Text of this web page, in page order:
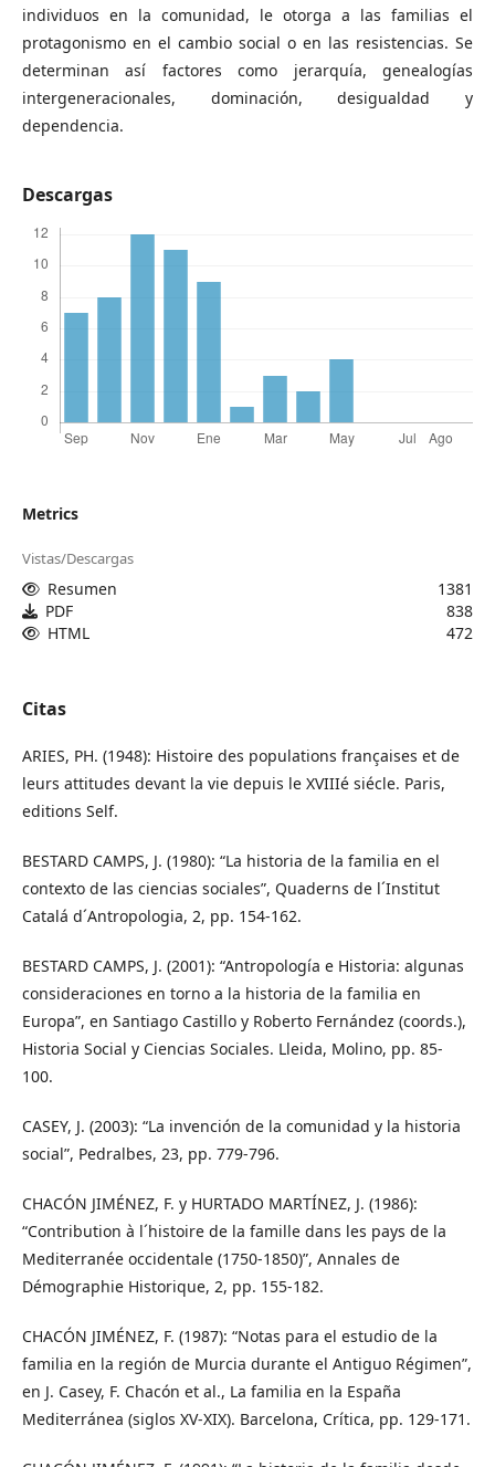
individuos en la comunidad, le otorga a las familias el
protagonismo en el cambio social o en las resistencias. Se
determinan así factores como jerarquía, genealogías
intergeneracionales, dominación, desigualdad y
dependencia.
Descargas
Metrics
Vistas/Descargas
Resumen
1381
PDF
838
HTML
472
Citas
ARIES, PH. (1948): Histoire des populations françaises et de
leurs attitudes devant la vie depuis le XVIIIé siécle. Paris,
editions Self.
BESTARD CAMPS, J. (1980): “La historia de la familia en el
contexto de las ciencias sociales”, Quaderns de l´Institut
Catalá d´Antropologia, 2, pp. 154-162.
BESTARD CAMPS, J. (2001): “Antropología e Historia: algunas
consideraciones en torno a la historia de la familia en
Europa”, en Santiago Castillo y Roberto Fernández (coords.),
Historia Social y Ciencias Sociales. Lleida, Molino, pp. 85-
100.
CASEY, J. (2003): “La invención de la comunidad y la historia
social”, Pedralbes, 23, pp. 779-796.
CHACÓN JIMÉNEZ, F. y HURTADO MARTÍNEZ, J. (1986):
“Contribution à l´histoire de la famille dans les pays de la
Mediterranée occidentale (1750-1850)”, Annales de
Démographie Historique, 2, pp. 155-182.
CHACÓN JIMÉNEZ, F. (1987): “Notas para el estudio de la
familia en la región de Murcia durante el Antiguo Régimen”,
en J. Casey, F. Chacón et al., La familia en la España
Mediterránea (siglos XV-XIX). Barcelona, Crítica, pp. 129-171.